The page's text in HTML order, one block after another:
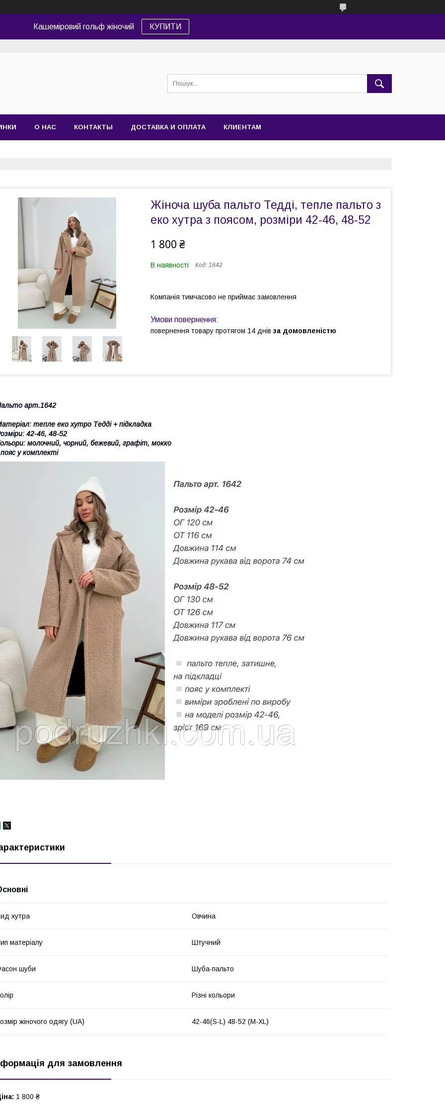
Кашеміровий гольф жіночий КУПИТИ
О НАС КОНТАКТЫ ДОСТАВКА И ОПЛАТА КЛИЕНТАМ
Жіноча шуба пальто Тедді, тепле пальто з
еко хутра з поясом, розміри 42-46, 48-52
1 800 ₴
В наявності Код: 1642
Компанія тимчасово не приймає замовлення
повернення товару протягом 14 днів за домовленістю
арт.1642
тепле еко хутро Тедді + підкладка
42-46, 48-52
молочний, чорний, бежевий, графіт, мокко
у комплекті
хутра Овчина
матеріалу Штучний
шуби Шуба-пальто
Різні кольори
жіночого одягу (UA) 42-46(S-L) 48-52 (M-XL)
для замовлення
1 800 ₴